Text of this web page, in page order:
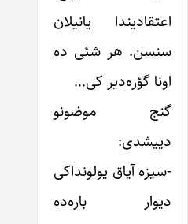
اعتقادیندا یانیلان
سنسن. هر شئی ده
اونا گؤره‌دیر کی…
گنج موضونو
دییشدی:
-سیزه آیاق یولونداکی
دیوار باره‌ده